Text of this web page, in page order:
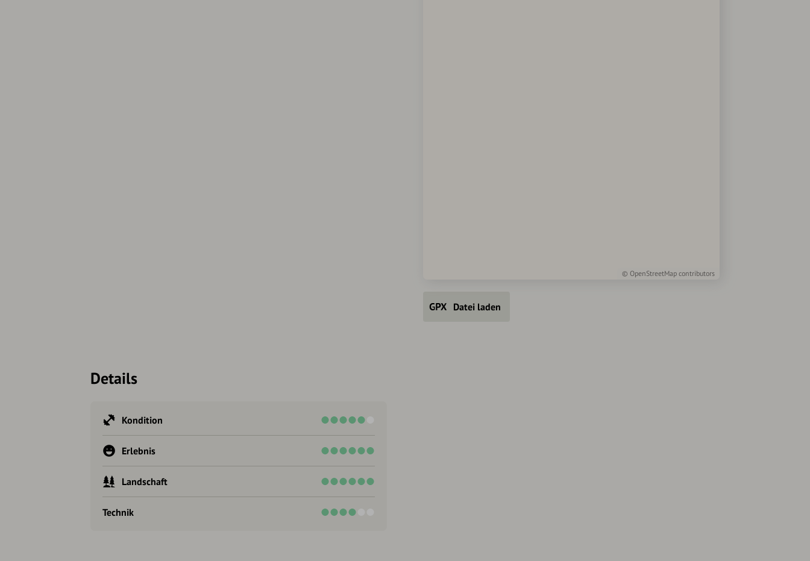
© OpenStreetMap contributors
Datei laden
Details
Kondition
Erlebnis
Landschaft
Technik